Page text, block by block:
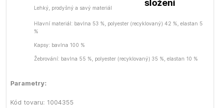
Lehký, prodyšný a savý materiál složení
Hlavní materiál: bavlna 53 %, polyester (recyklovaný) 42 %, elastan 5
%
Kapsy: bavlna 100 %
Žebrování: bavlna 55 %, polyester (recyklovaný) 35 %, elastan 10 %
Parametry:
Kód tovaru: 1004355